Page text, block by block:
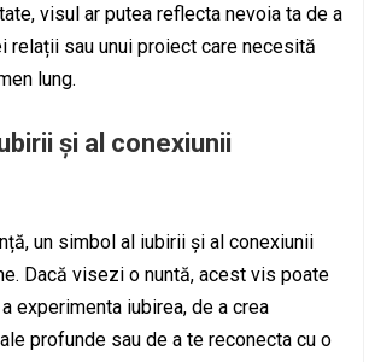
visul ar putea reflecta nevoia ta de a
relații sau unui proiect care necesită
lung.
și al conexiunii
un simbol al iubirii și al conexiunii
Dacă visezi o nuntă, acest vis poate
experimenta iubirea, de a crea
profunde sau de a te reconecta cu o